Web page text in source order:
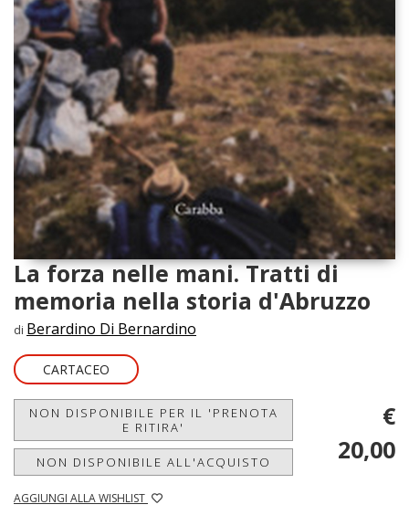
La forza nelle mani. Tratti di
memoria nella storia d'Abruzzo
di Berardino Di Bernardino
CARTACEO
NON DISPONIBILE PER IL 'PRENOTA
E RITIRA'
NON DISPONIBILE ALL'ACQUISTO
AGGIUNGI ALLA WISHLIST
€
20,00